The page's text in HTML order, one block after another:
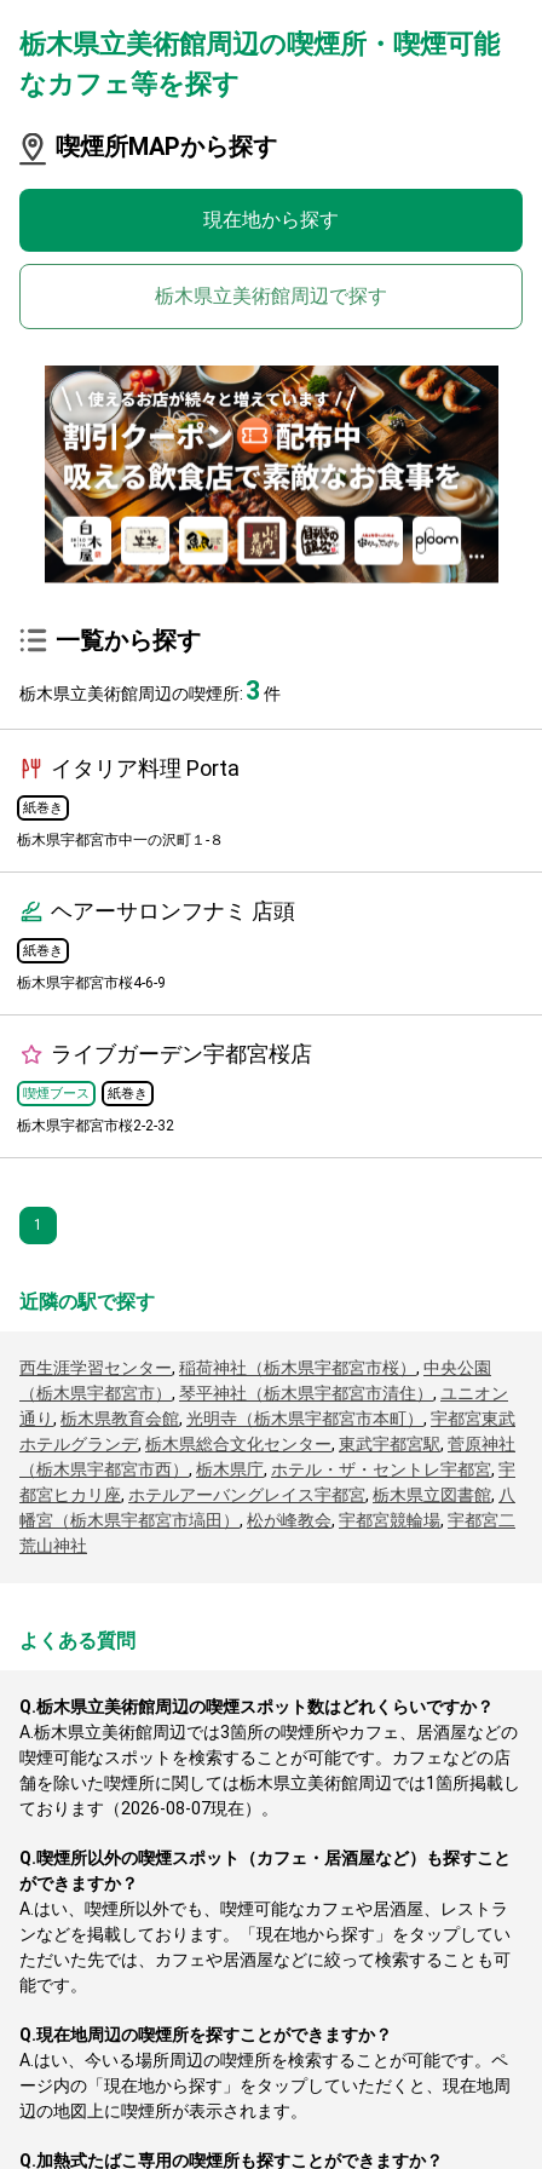
栃木県立美術館周辺の喫煙所・喫煙可能
なカフェ等を探す
喫煙所MAPから探す
現在地から探す
栃木県立美術館周辺で探す
一覧から探す
栃木県立美術館周辺の喫煙所: 3 件
イタリア料理 Porta
紙巻き
栃木県宇都宮市中一の沢町１-８
ヘアーサロンフナミ 店頭
紙巻き
栃木県宇都宮市桜4-6-9
ライブガーデン宇都宮桜店
喫煙ブース 紙巻き
栃木県宇都宮市桜2-2-32
1
近隣の駅で探す
西生涯学習センター, 稲荷神社（栃木県宇都宮市桜） , 中央公園
（栃木県宇都宮市） , 琴平神社（栃木県宇都宮市清住） , ユニオン
通り, 栃木県教育会館, 光明寺（栃木県宇都宮市本町） , 宇都宮東武
ホテルグランデ, 栃木県総合文化センター, 東武宇都宮駅, 菅原神社
（栃木県宇都宮市西） , 栃木県庁, ホテル・ザ・セントレ宇都宮, 宇
都宮ヒカリ座, ホテルアーバングレイス宇都宮, 栃木県立図書館, 八
幡宮（栃木県宇都宮市塙田） , 松が峰教会, 宇都宮競輪場, 宇都宮二
荒山神社
よくある質問
Q.栃木県立美術館周辺の喫煙スポット数はどれくらいですか？
A.栃木県立美術館周辺では3箇所の喫煙所やカフェ、居酒屋などの
喫煙可能なスポットを検索することが可能です。カフェなどの店
舗を除いた喫煙所に関しては栃木県立美術館周辺では1箇所掲載し
ております（2026-08-07現在）。
Q.喫煙所以外の喫煙スポット（カフェ・居酒屋など）も探すこと
ができますか？
A. はい、喫煙所以外でも、喫煙可能なカフェや居酒屋、レストラ
ンなどを掲載しております。「現在地から探す」をタップしてい
ただいた先では、カフェや居酒屋などに絞って検索することも可
能です。
Q.現在地周辺の喫煙所を探すことができますか？
A. はい、今いる場所周辺の喫煙所を検索することが可能です。ペ
ージ内の「現在地から探す」をタップしていただくと、現在地周
辺の地図上に喫煙所が表示されます。
Q.加熱式たばこ専用の喫煙所も探すことができますか？